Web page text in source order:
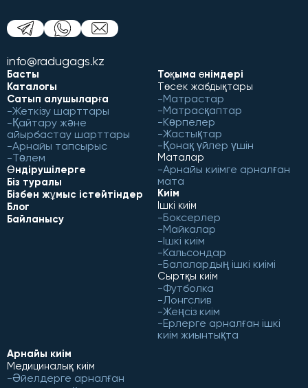
info@radugags.kz
Басты
Каталогы
Сатып алушыларға
Жеткізу шарттары
Қайтару және
айырбастау шарттары
Арнайы тапсырыс
Төлем
Өндірушілерге
Біз туралы
Бізбен жұмыс істейтіндер
Блог
Байланысу
Тоқыма өнімдері
Төсек жабдықтары
Матрастар
Матрасқаптар
Көрпелер
Жастықтар
Қонақ үйлер үшін
Маталар
Арнайы киімге арналған
мата
Киім
Ішкі киім
Боксерлер
Майкалар
Ішкі киім
Кальсондар
Балалардың ішкі киімі
Сыртқы киім
Футболка
Лонгслив
Жеңсіз киім
Ерлерге арналған ішкі
киім жиынтықта
Арнайы киім
Медициналық киім
Әйелдерге арналған